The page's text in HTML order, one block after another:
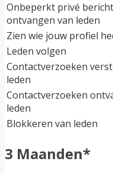
Onbeperkt privé
ontvangen van leden
Zien wie jouw profiel
Leden volgen
Contactverzoeken
leden
Contactverzoeken
leden
Blokkeren van leden
3 Maanden*